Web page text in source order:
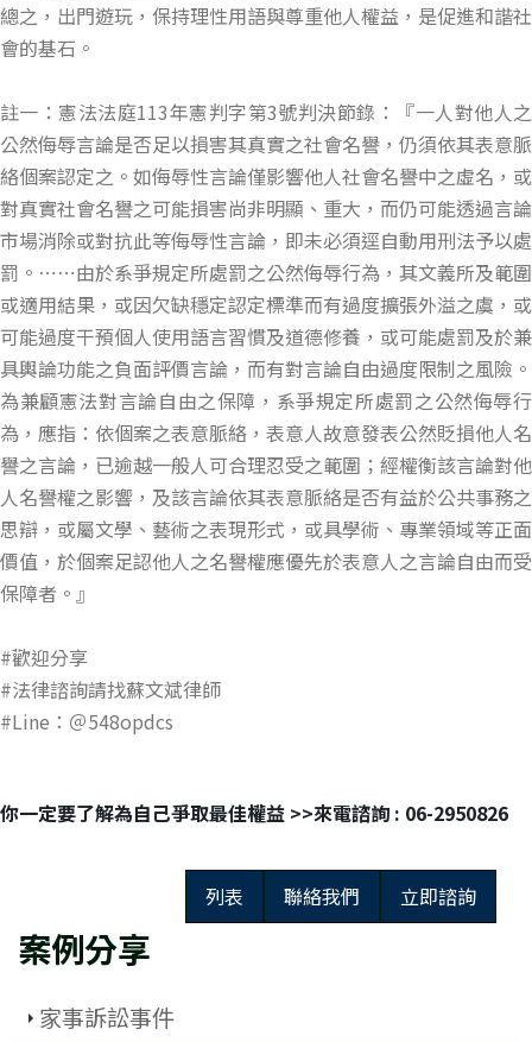
案例分享
家事訴訟事件
總之，出門遊玩，保持理性用語與尊重他人權益，是促進和諧社
會的基石。
註一：憲法法庭113年憲判字第3號判決節錄：『一人對他人之
公然侮辱言論是否足以損害其真實之社會名譽，仍須依其表意脈
絡個案認定之。如侮辱性言論僅影響他人社會名譽中之虛名，或
對真實社會名譽之可能損害尚非明顯、重大，而仍可能透過言論
市場消除或對抗此等侮辱性言論，即未必須逕自動用刑法予以處
罰。⋯⋯由於系爭規定所處罰之公然侮辱行為，其文義所及範圍
或適用結果，或因欠缺穩定認定標準而有過度擴張外溢之虞，或
可能過度干預個人使用語言習慣及道德修養，或可能處罰及於兼
具輿論功能之負面評價言論，而有對言論自由過度限制之風險。
為兼顧憲法對言論自由之保障，系爭規定所處罰之公然侮辱行
為，應指：依個案之表意脈絡，表意人故意發表公然貶損他人名
譽之言論，已逾越一般人可合理忍受之範圍；經權衡該言論對他
人名譽權之影響，及該言論依其表意脈絡是否有益於公共事務之
思辯，或屬文學、藝術之表現形式，或具學術、專業領域等正面
價值，於個案足認他人之名譽權應優先於表意人之言論自由而受
保障者。』
#歡迎分享
#法律諮詢請找蘇文斌律師
#Line：＠548opdcs
你一定要了解為自己爭取最佳權益 >>來電諮詢 : 06-2950826
列表 聯絡我們 立即諮詢